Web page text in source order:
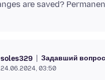
soles329 Задавший вопрос
24.06.2024, 03:50